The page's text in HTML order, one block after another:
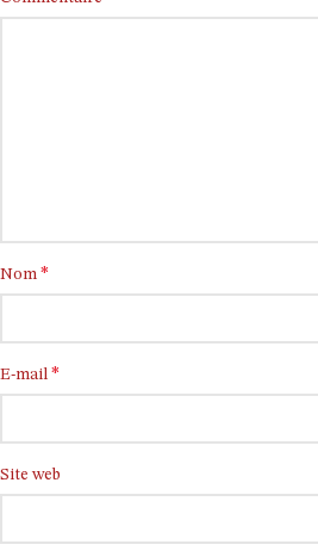
Nom *
E-mail *
Site web